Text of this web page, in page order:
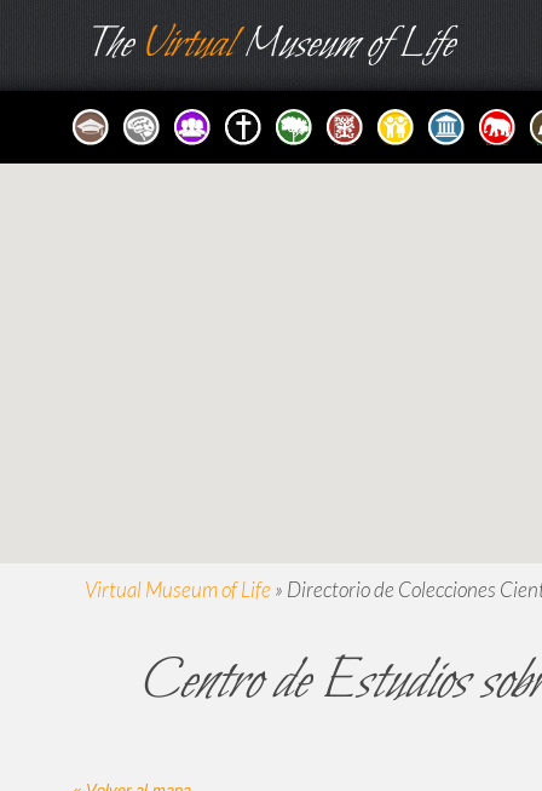
TheVirtualMuseum of Life
Virtual Museum of Life » Directorio de Colecciones
Centro de Estudios